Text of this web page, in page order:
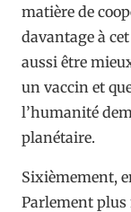
matière de
davantage à
aussi être
un vaccin et
l’humanité
planétaire.
Sixièmement,
Parlement plus